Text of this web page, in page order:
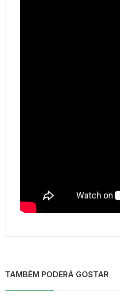
TAMBÉM PODERÁ GOSTAR